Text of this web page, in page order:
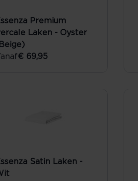
Premium
Laken - Oyster
€ 69,95
Satin Laken -